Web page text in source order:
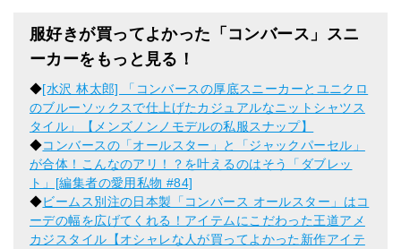
服好きが買ってよかった「コンバース」スニ
ーカーをもっと見る！
◆[水沢 林太郎] 「コンバースの厚底スニーカーとユニクロ
のブルーソックスで仕上げたカジュアルなニットシャツス
タイル」【メンズノンノモデルの私服スナップ】
◆コンバースの「オールスター」と「ジャックパーセル」
が合体！こんなのアリ！？を叶えるのはそう「ダブレッ
ト」[編集者の愛用私物 #84]
◆ビームス別注の日本製「コンバース オールスター」はコ
ーデの幅を広げてくれる！アイテムにこだわった王道アメ
カジスタイル【オシャレな人が買ってよかった新作アイテ